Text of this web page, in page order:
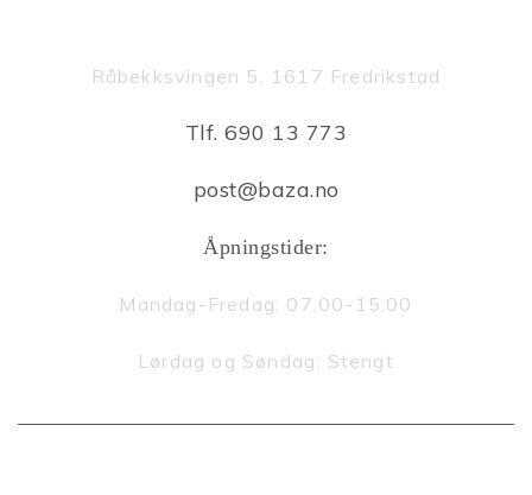
Råbekksvingen 5, 1617 Fredrikstad
Tlf. 690 13 773
post@baza.no
Åpningstider:
Mandag-Fredag: 07.00-15.00
Lørdag og Søndag: Stengt